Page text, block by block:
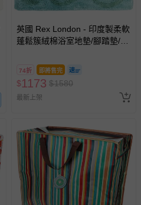
英國 Rex London - 印度製柔軟
蓬鬆簇絨棉浴室地墊/腳踏墊/吸
74折 即將售完
$1173 $1580
最新上架